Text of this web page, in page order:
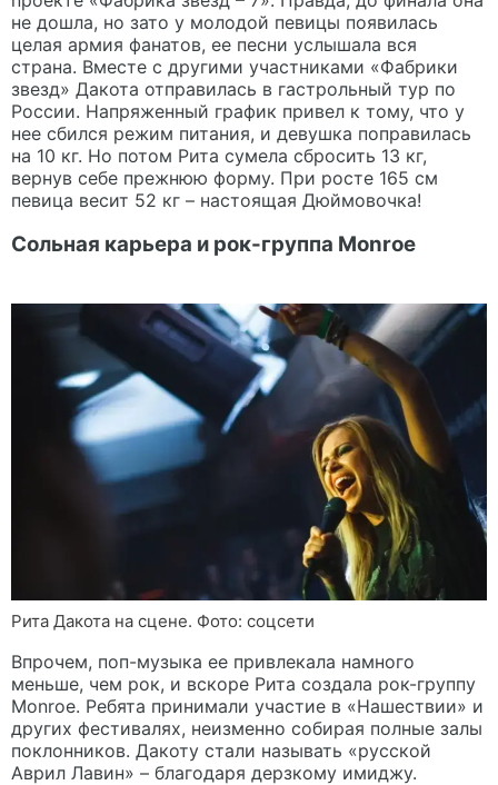
не дошла, но зато у молодой певицы появилась
целая армия фанатов, ее песни услышала вся
страна. Вместе с другими участниками «Фабрики
звезд» Дакота отправилась в гастрольный тур по
России. Напряженный график привел к тому, что у
нее сбился режим питания, и девушка поправилась
на 10 кг. Но потом Рита сумела сбросить 13 кг,
вернув себе прежнюю форму. При росте 165 см
певица весит 52 кг – настоящая Дюймовочка!
Сольная карьера и рок-группа Monroe
Рита Дакота на сцене. Фото: соцсети
Впрочем, поп-музыка ее привлекала намного
меньше, чем рок, и вскоре Рита создала рок-группу
Monroe. Ребята принимали участие в «Нашествии» и
других фестивалях, неизменно собирая полные залы
поклонников. Дакоту стали называть «русской
Аврил Лавин» – благодаря дерзкому имиджу.